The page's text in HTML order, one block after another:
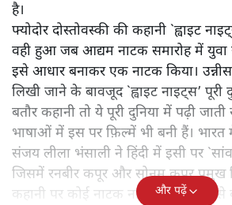
है।
फ्योदोर दोस्तोवस्की की कहानी `ह्वाइट
वही हुआ जब आद्यम नाटक समारोह में युवा
इसे आधार बनाकर एक नाटक किया।
लिखी जाने के बावजूद `ह्वाइट नाइट्स’ पूरी
बतौर कहानी तो ये पूरी दुनिया में पढ़ी
भाषाओं में इस पर फ़िल्में भी बनी हैं।
संजय लीला भंसाली ने हिंदी में इसी पर
जिसमें रनबीर कपूर और सोनम कपूर प्रमुख
कहानी पर कोई नाटक नहीं हुआ है। कम से
और पढ़ें